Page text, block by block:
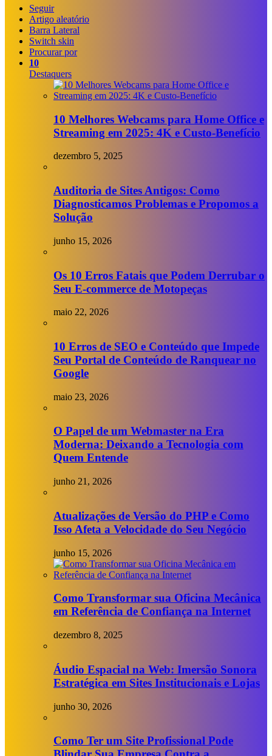
Seguir
Artigo aleatório
Barra Lateral
Switch skin
Procurar por
10
Destaquers
10 Melhores Webcams para Home Office e
Streaming em 2025: 4K e Custo-Benefício
dezembro 5, 2025
Auditoria de Sites Antigos: Como
Diagnosticamos Problemas e Propomos a
Solução
junho 15, 2026
Os 10 Erros Fatais que Podem Derrubar o
Seu E-commerce de Motopeças
maio 22, 2026
10 Erros de SEO e Conteúdo que Impede
Seu Portal de Conteúdo de Ranquear no
Google
maio 23, 2026
O Papel de um Webmaster na Era
Moderna: Deixando a Tecnologia com
Quem Entende
junho 21, 2026
Atualizações de Versão do PHP e Como
Isso Afeta a Velocidade do Seu Negócio
junho 15, 2026
Como Transformar sua Oficina Mecânica
em Referência de Confiança na Internet
dezembro 8, 2025
Áudio Espacial na Web: Imersão Sonora
Estratégica em Sites Institucionais e Lojas
junho 30, 2026
Como Ter um Site Profissional Pode